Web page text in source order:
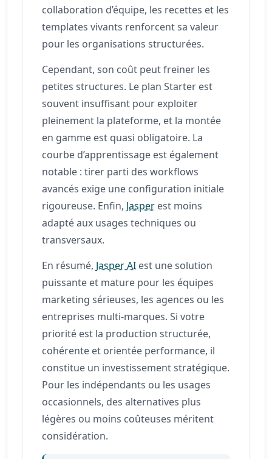
collaboration d’équipe, les recettes et les
templates vivants renforcent sa valeur
pour les organisations structurées.
Cependant, son coût peut freiner les
petites structures. Le plan Starter est
souvent insuffisant pour exploiter
pleinement la plateforme, et la montée
en gamme est quasi obligatoire. La
courbe d’apprentissage est également
notable : tirer parti des workflows
avancés exige une configuration initiale
rigoureuse. Enfin, Jasper est moins
adapté aux usages techniques ou
transversaux.
En résumé, Jasper AI est une solution
puissante et mature pour les équipes
marketing sérieuses, les agences ou les
entreprises multi-marques. Si votre
priorité est la production structurée,
cohérente et orientée performance, il
constitue un investissement stratégique.
Pour les indépendants ou les usages
occasionnels, des alternatives plus
légères ou moins coûteuses méritent
considération.